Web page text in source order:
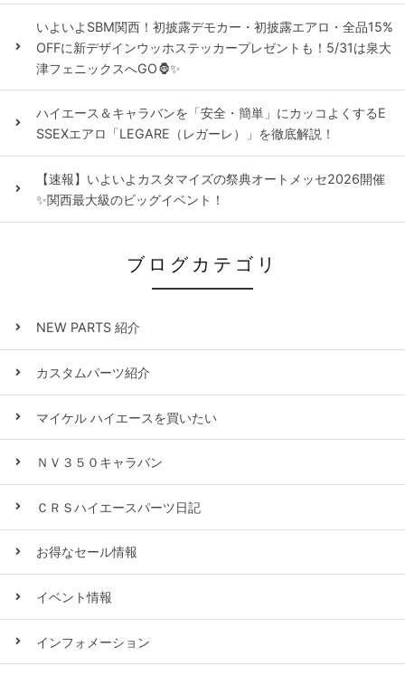
いよいよSBM関西！初披露デモカー・初披露エアロ・全品15%
OFFに新デザインウッホステッカープレゼントも！5/31は泉大
津フェニックスへGO🦍✨
ハイエース＆キャラバンを「安全・簡単」にカッコよくするE
SSEXエアロ「LEGARE（レガーレ）」を徹底解説！
【速報】いよいよカスタマイズの祭典オートメッセ2026開催
✨関西最大級のビッグイベント！
ブログカテゴリ
NEW PARTS 紹介
カスタムパーツ紹介
マイケル ハイエースを買いたい
ＮＶ３５０キャラバン
ＣＲＳハイエースパーツ日記
お得なセール情報
イベント情報
インフォメーション